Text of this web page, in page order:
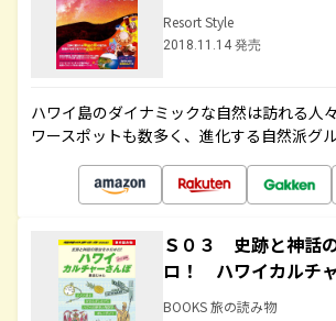
Resort Style
2018.11.14 発売
ハワイ島のダイナミックな自然は訪れる人
ワースポットも数多く、進化する自然派グ
Ｓ０３ 史跡と神話
ロ！ ハワイカルチ
BOOKS 旅の読み物